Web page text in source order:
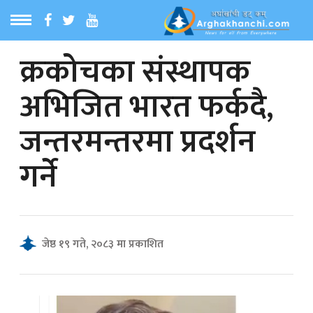
MENU
समाचार
क्रकोचका संस्थापक
अभिजित भारत फर्कदै,
जन्तरमन्तरमा प्रदर्शन
गर्ने
जेष्ठ १९ गते, २०८३ मा प्रकाशित